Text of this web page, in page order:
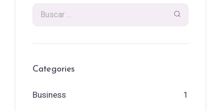
Categories
Business 1